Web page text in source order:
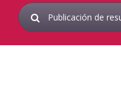
Publicación de